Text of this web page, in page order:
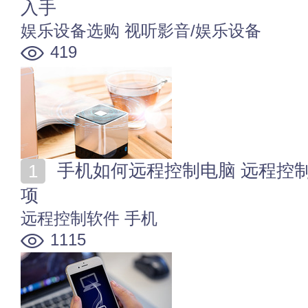
入手
娱乐设备选购 视听影音/娱乐设备
419
项
远程控制软件 手机
1115